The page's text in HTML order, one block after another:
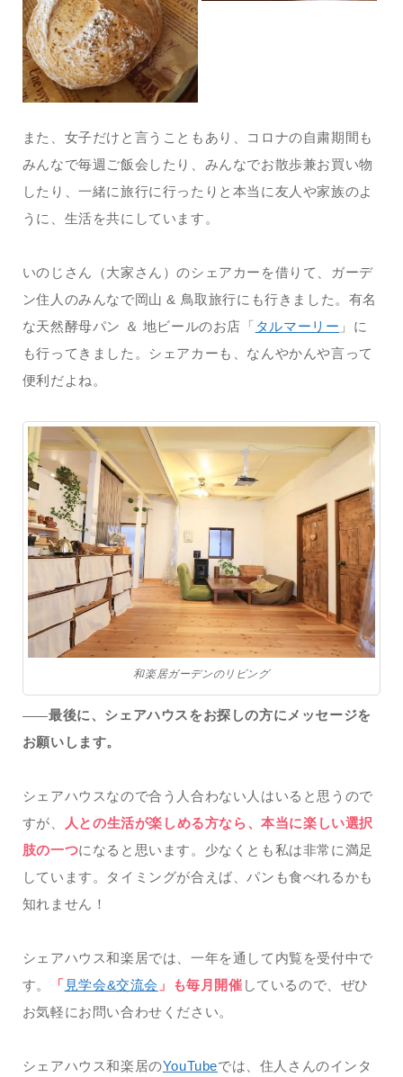
また、女子だけと言うこともあり、コロナの自粛期間も
みんなで毎週ご飯会したり、みんなでお散歩兼お買い物
したり、一緒に旅行に行ったりと本当に友人や家族のよ
うに、生活を共にしています。
いのじさん（大家さん）のシェアカーを借りて、ガーデ
ン住人のみんなで岡山 & 鳥取旅行にも行きました。有名
な天然酵母パン ＆ 地ビールのお店「 タルマーリー 」に
も行ってきました。シェアカーも、なんやかんや言って
便利だよね。
和楽居ガーデンのリビング
——最後に、シェアハウスをお探しの方にメッセージを
お願いします。
シェアハウスなので合う人合わない人はいると思うので
すが、
人との生活が楽しめる方なら、本当に楽しい選択
肢の一つになると思います。少なくとも私は非常に満足
しています。タイミングが合えば、パンも食べれるかも
知れません！
シェアハウス和楽居では、一年を通して内覧を受付中で
す。
「 見学会&交流会 」も毎月開催 しているので、ぜひ
お気軽にお問い合わせください。
シェアハウス和楽居のYouTubeでは、住人さんのインタ